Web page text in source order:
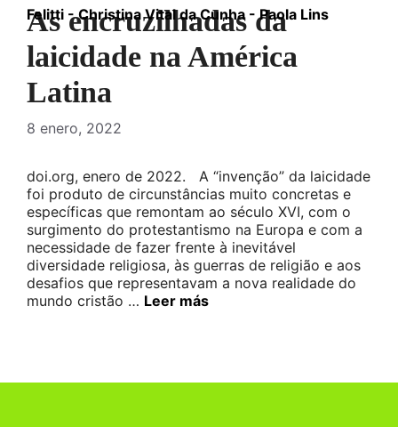
As encruzilhadas da
laicidade na América
Latina
8 enero, 2022
doi.org, enero de 2022. A “invenção” da laicidade
foi produto de circunstâncias muito concretas e
específicas que remontam ao século XVI, com o
surgimento do protestantismo na Europa e com a
necessidade de fazer frente à inevitável
diversidade religiosa, às guerras de religião e aos
desafios que representavam a nova realidade do
mundo cristão … Leer más
Felitti - Christina Vital da Cunha - Paola Lins